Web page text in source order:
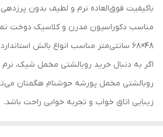
باکیفیت فوق‌العاده نرم و لطیف بدون
مناسب دکوراسیون مدرن و کلاسیک دوخت تمیز
48×68 سانتی‌متر مناسب انواع بالش استاندارد
اگر به دنبال خرید روبالشتی مخمل شیک،
روبالشتی مخمل پورشه حوشنام هگمتان
زیبایی اتاق خواب و تجربه خوابی راحت باشد.